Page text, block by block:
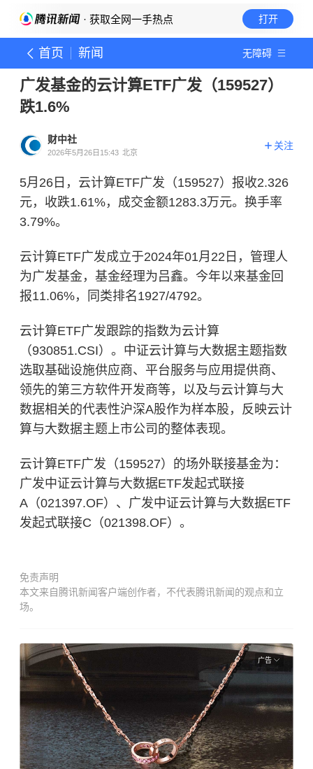
· 获取全网一手热点 打开
首页 新闻 无障碍
广发基金的云计算ETF广发（159527）
跌1.6%
财中社
2026年5月26日15:43 北京
关注
5月26日，云计算ETF广发（159527）报收2.326
元，收跌1.61%，成交金额1283.3万元。换手率
3.79%。
云计算ETF广发成立于2024年01月22日，管理人
为广发基金，基金经理为吕鑫。今年以来基金回
报11.06%，同类排名1927/4792。
云计算ETF广发跟踪的指数为云计算
（930851.CSI）。中证云计算与大数据主题指数
选取基础设施供应商、平台服务与应用提供商、
领先的第三方软件开发商等，以及与云计算与大
数据相关的代表性沪深A股作为样本股，反映云计
算与大数据主题上市公司的整体表现。
云计算ETF广发（159527）的场外联接基金为：
广发中证云计算与大数据ETF发起式联接
A（021397.OF）、广发中证云计算与大数据ETF
发起式联接C（021398.OF）。
免责声明
本文来自腾讯新闻客户端创作者，不代表腾讯新闻的观点和立
场。
广告